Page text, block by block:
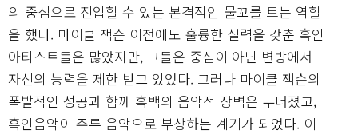
의 중심으로 진입할 수 있는 본격적인 물꼬를 트는 역할
을 했다. 마이클 잭슨 이전에도 훌륭한 실력을 갖춘 흑인
아티스트들은 많았지만, 그들은 중심이 아닌 변방에서
자신의 능력을 제한 받고 있었다. 그러나 마이클 잭슨의
폭발적인 성공과 함께 흑백의 음악적 장벽은 무너졌고,
흑인음악이 주류 음악으로 부상하는 계기가 되었다. 이